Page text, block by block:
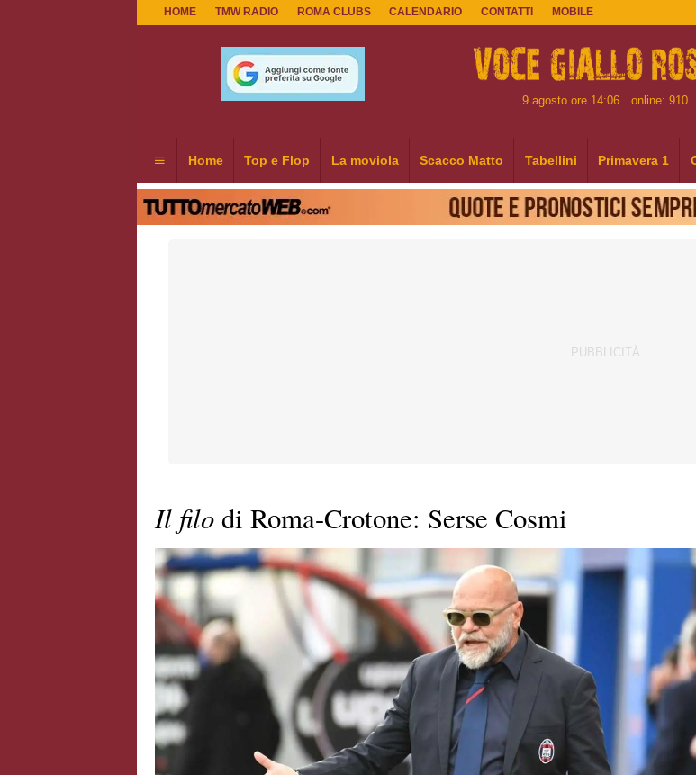
HOME TMW RADIO ROMA CLUBS CALENDARIO CONTATTI MOBILE
9 agosto ore 14:06 online: 910
Home Top e Flop La moviola Scacco Matto Tabellini Primavera 1
Il filodi Roma-Crotone: Serse Cosmi